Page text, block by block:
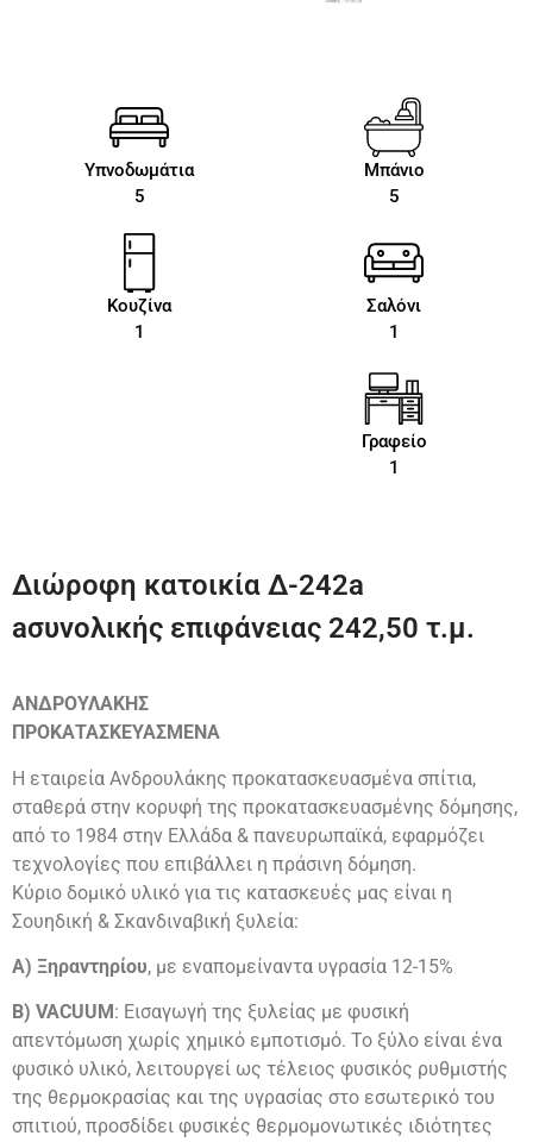
Υπνοδωμάτια
5
Μπάνιο
5
Κουζίνα
1
Σαλόνι
1
Γραφείο
1
Διώροφη κατοικία Δ-242a
aσυνολικής επιφάνειας 242,50 τ.μ.
ΑΝΔΡΟΥΛΑΚΗΣ
ΠΡΟΚΑΤΑΣΚΕΥΑΣΜΕΝΑ
Η εταιρεία Ανδρουλάκης προκατασκευασμένα σπίτια,
σταθερά στην κορυφή της προκατασκευασμένης δόμησης,
από το 1984 στην Ελλάδα & πανευρωπαϊκά, εφαρμόζει
τεχνολογίες που επιβάλλει η πράσινη δόμηση.
Κύριο δομικό υλικό για τις κατασκευές μας είναι η
Σουηδική & Σκανδιναβική ξυλεία:
Α) Ξηραντηρίου, με εναπομείναντα υγρασία 12-15%
Β) VACUUM : Εισαγωγή της ξυλείας με φυσική
απεντόμωση χωρίς χημικό εμποτισμό. Το ξύλο είναι ένα
φυσικό υλικό, λειτουργεί ως τέλειος φυσικός ρυθμιστής
της θερμοκρασίας και της υγρασίας στο εσωτερικό του
σπιτιού, προσδίδει φυσικές θερμομονωτικές ιδιότητες